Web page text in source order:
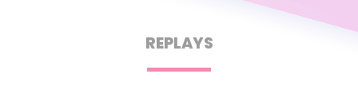
REPLAYS